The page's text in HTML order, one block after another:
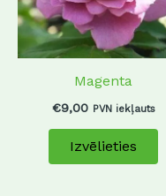
Magenta
€9,00 PVN iekļauts
Izvēlieties
on